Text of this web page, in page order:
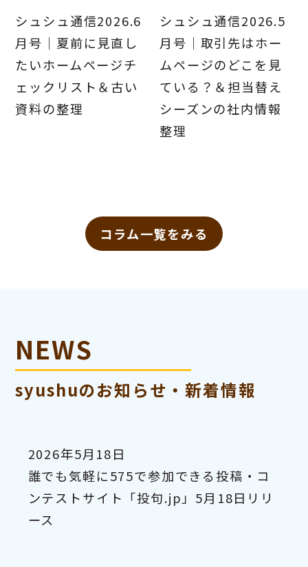
シュシュ通信2026.6
月号｜夏前に見直し
たいホームページチ
ェックリスト＆古い
資料の整理
シュシュ通信2026.5
月号｜取引先はホー
ムページのどこを見
ている？＆担当替え
シーズンの社内情報
整理
コラム一覧をみる
NEWS
syushuのお知らせ・新着情報
2026年5月18日
誰でも気軽に575で参加できる投稿・コ
ンテストサイト「投句.jp」5月18日リリ
ース